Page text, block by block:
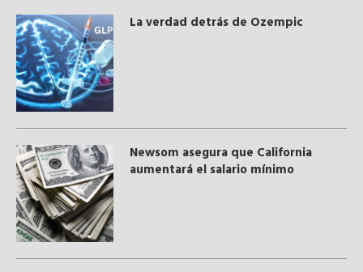
La verdad detrás de Ozempic
Newsom asegura que California
aumentará el salario mínimo